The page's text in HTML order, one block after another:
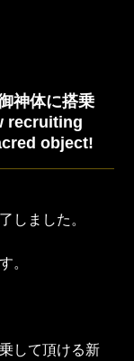
神体に搭乗
recruiting
object!
しました。
。
して頂ける新